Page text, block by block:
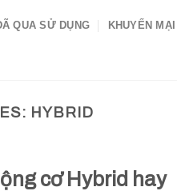
QUA SỬ DỤNG KHUYẾN MẠI
HYBRID
cơ Hybrid hay